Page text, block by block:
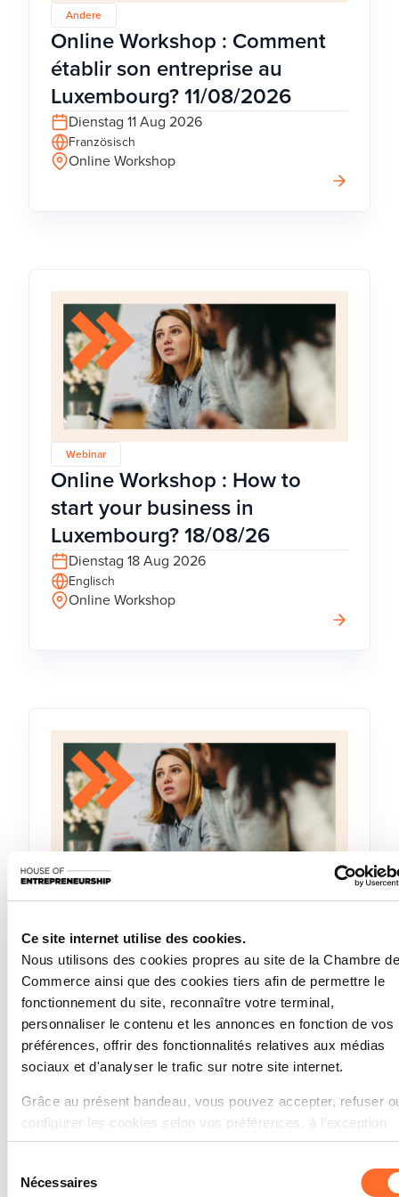
Ce site internet utilise des cookies.
Nous utilisons des cookies propres au site de la Chambre de
Commerce ainsi que des cookies tiers afin de permettre le
fonctionnement du site, reconnaître votre terminal,
personnaliser le contenu et les annonces en fonction de vos
préférences, offrir des fonctionnalités relatives aux médias
sociaux et d'analyser le trafic sur notre site internet.
Grâce au présent bandeau, vous pouvez accepter, refuser
configurer les cookies selon vos préférences, à l’exception
des cookies strictement nécessaires au fonctionnement du
site. Une description des différents cookies est accessible
sous l’onglet « Détails » ci-dessus.
Nécessaires
Andere
Online Workshop : Comment
établir son entreprise au
Luxembourg? 11/08/2026
Dienstag 11 Aug 2026
Französisch
Online Workshop
Webinar
Online Workshop : How to
start your business in
Luxembourg? 18/08/26
Dienstag 18 Aug 2026
Englisch
Online Workshop
établir son entreprise au
Luxembourg? 18/08/2026
Dienstag 18 Aug 2026
Französisch
Online Workshop